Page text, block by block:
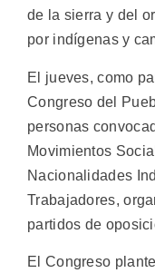
de la sierra y del
por indígenas y
El jueves, como
Congreso del
personas
Movimientos
Nacionalidades
Trabajadores,
partidos de
El Congreso